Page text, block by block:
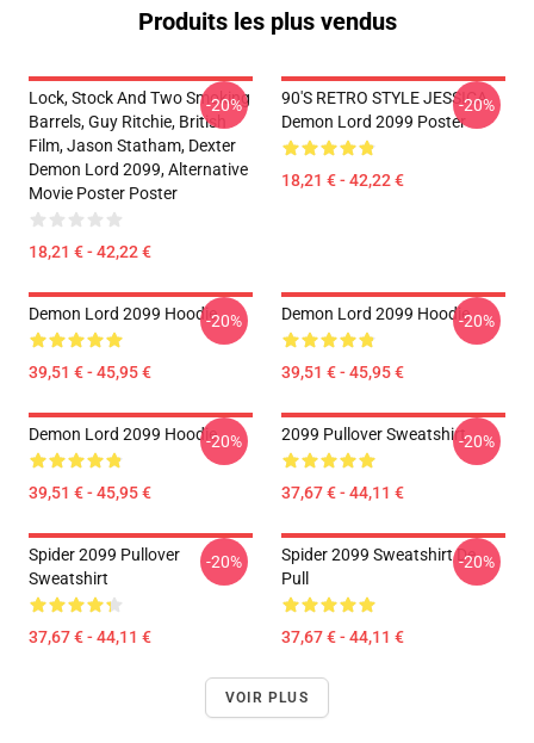
Produits les plus vendus
Lock, Stock And Two Smoking
Barrels, Guy Ritchie, British
Film, Jason Statham, Dexter
Demon Lord 2099, Alternative
Movie Poster Poster
18,21 € - 42,22 €
-20%
90'S RETRO STYLE JESSICA
Demon Lord 2099 Poster
18,21 € - 42,22 €
-20%
Demon Lord 2099 Hoodie
39,51 € - 45,95 €
-20% Demon Lord 2099 Hoodie
39,51 € - 45,95 €
-20%
Demon Lord 2099 Hoodie
39,51 € - 45,95 €
-20% 2099 Pullover Sweatshirt
37,67 € - 44,11 €
-20%
Spider 2099 Pullover
Sweatshirt
37,67 € - 44,11 €
-20%
Spider 2099 Sweatshirt De
Pull
37,67 € - 44,11 €
-20%
VOIR PLUS